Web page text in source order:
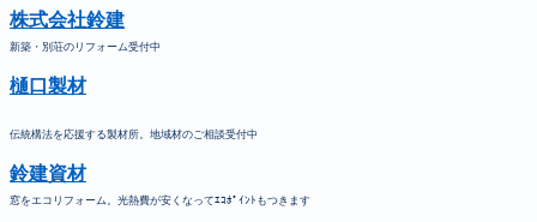
株式会社鈴建
新築・別荘のリフォーム受付中
樋口製材
伝統構法を応援する製材所。地域材のご相談受付中
鈴建資材
窓をエコリフォーム。光熱費が安くなってｴｺﾎﾟｲﾝﾄもつきます